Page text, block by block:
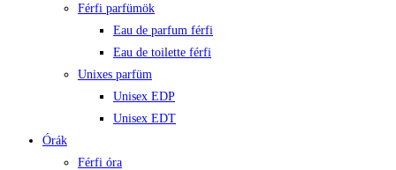
Férfi parfümök
Eau de parfum férfi
Eau de toilette férfi
Unixes parfüm
Unisex EDP
Unisex EDT
Órák
Férfi óra